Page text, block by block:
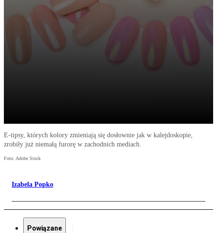
E-tipsy, których kolory zmieniają się dosłownie jak w kalejdoskopie,
zrobiły już niemałą furorę w zachodnich mediach.
Foto: Adobe Stock
Izabela Popko
Powiązane